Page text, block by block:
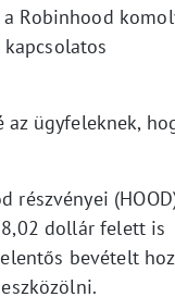
Robinhood
ügyfeleknek,
részvényei
dollár felett is
bevételt hoz